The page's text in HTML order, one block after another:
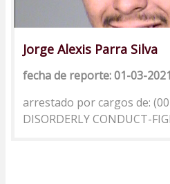
Jorge Alexis Parra Silva
fecha de reporte: 01-03-2021
arrestado por cargos de:
DISORDERLY CONDUCT-